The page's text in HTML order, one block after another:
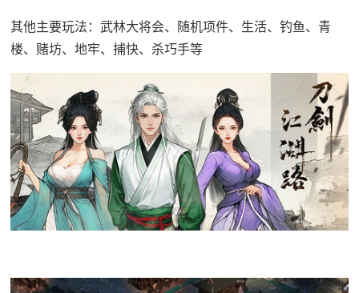
其他主要玩法：武林大将会、随机项件、生活、钓鱼、青
楼、赌坊、地牢、捕快、杀巧手等